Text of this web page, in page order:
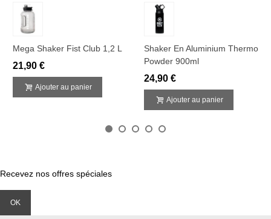
Mega Shaker Fist Club 1,2 L
21,90 €
Ajouter au panier
Shaker En Aluminium Thermo
Powder 900ml
24,90 €
Ajouter au panier
Recevez nos offres spéciales